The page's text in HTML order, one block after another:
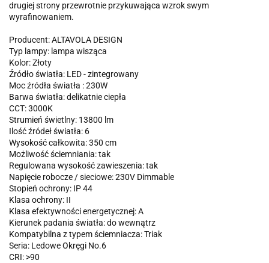
drugiej strony przewrotnie przykuwająca wzrok swym
wyrafinowaniem.
Producent: ALTAVOLA DESIGN
Typ lampy: lampa wisząca
Kolor: Złoty
Źródło światła: LED - zintegrowany
Moc źródła światła : 230W
Barwa światła: delikatnie ciepła
CCT: 3000K
Strumień świetlny: 13800 lm
Ilość źródeł światła: 6
Wysokość całkowita: 350 cm
Możliwość ściemniania: tak
Regulowana wysokość zawieszenia: tak
Napięcie robocze / sieciowe: 230V Dimmable
Stopień ochrony: IP 44
Klasa ochrony: II
Klasa efektywności energetycznej: A
Kierunek padania światła: do wewnątrz
Kompatybilna z typem ściemniacza: Triak
Seria: Ledowe Okręgi No.6
CRI: >90